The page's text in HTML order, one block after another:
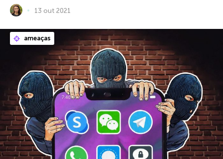
13 out 2021
ameaças